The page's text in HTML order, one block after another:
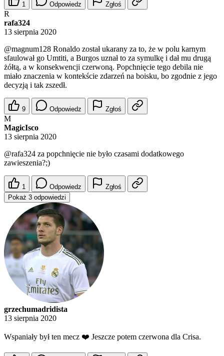
1 Odpowiedz Zgłoś
R
rafa324
13 sierpnia 2020
@magnum128 Ronaldo został ukarany za to, że w polu karnym
sfaulował go Umtiti, a Burgos uznał to za symulkę i dał mu drugą
żółtą, a w konsekwencji czerwoną. Popchnięcie tego debila nie
miało znaczenia w kontekście zdarzeń na boisku, bo zgodnie z jego
decyzją i tak zszedł.
9 Odpowiedz Zgłoś
M
MagicIsco
13 sierpnia 2020
@rafa324 za popchnięcie nie było czasami dodatkowego
zawieszenia?;)
1 Odpowiedz
Zgłoś
Pokaż 3 odpowiedzi
grzechumadridista
13 sierpnia 2020
Wspaniały był ten mecz ❤️ Jeszcze potem czerwona dla Crisa.